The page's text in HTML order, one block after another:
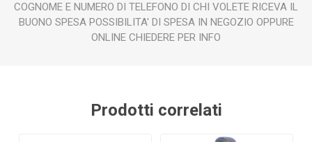
COGNOME E NUMERO DI TELEFONO DI CHI VOLETE RICEVA IL
BUONO SPESA POSSIBILITA' DI SPESA IN NEGOZIO OPPURE
ONLINE CHIEDERE PER INFO
Prodotti correlati